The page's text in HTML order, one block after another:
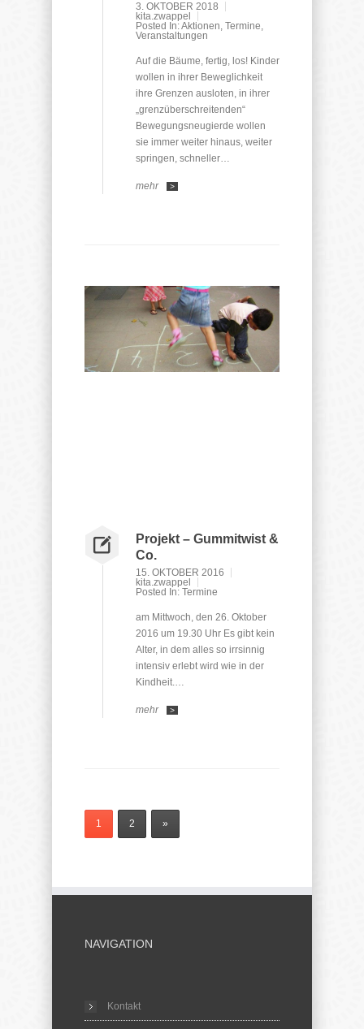
3. OKTOBER 2018
kita.zwappel
Posted In:Aktionen, Termine,
Veranstaltungen
Auf die Bäume, fertig, los! Kinder
wollen in ihrer Beweglichkeit
ihre Grenzen ausloten, in ihrer
„grenzüberschreitenden“
Bewegungsneugierde wollen
sie immer weiter hinaus, weiter
springen, schneller…
mehr >
Projekt – Gummitwist &
Co.
15. OKTOBER 2016
kita.zwappel
Posted In: Termine
am Mittwoch, den 26. Oktober
2016 um 19.30 Uhr Es gibt kein
Alter, in dem alles so irrsinnig
intensiv erlebt wird wie in der
Kindheit.…
mehr >
1 2 »
NAVIGATION
Kontakt